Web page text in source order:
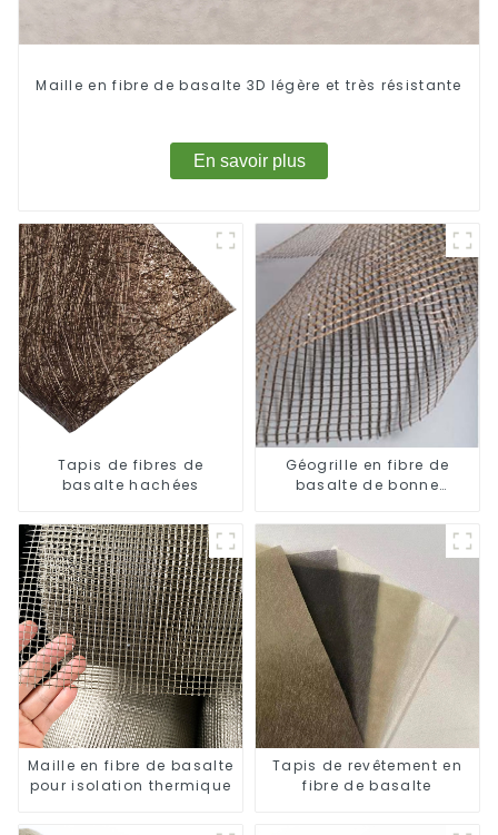
Maille en fibre de basalte 3D légère et très résistante
En savoir plus
Tapis de fibres de
basalte hachées
Géogrille en fibre de
basalte de bonne
Maille en fibre de basalte
pour isolation thermique
Tapis de revêtement en
fibre de basalte